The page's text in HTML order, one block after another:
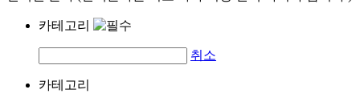
카테고리
취소
카테고리